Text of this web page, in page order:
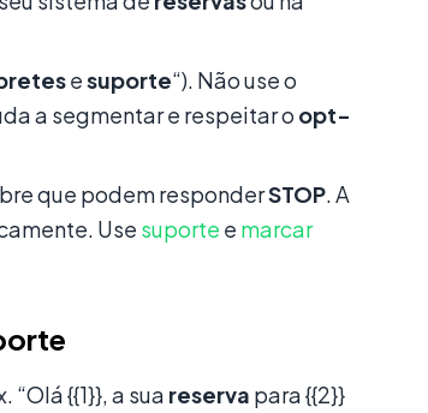
esuporte“). Não use o
a segmentar e respeitar o opt-
que podem responderSTOP . A
Use suporte e marcar
“Olá {{1}}, a sua reserva para {{2}}